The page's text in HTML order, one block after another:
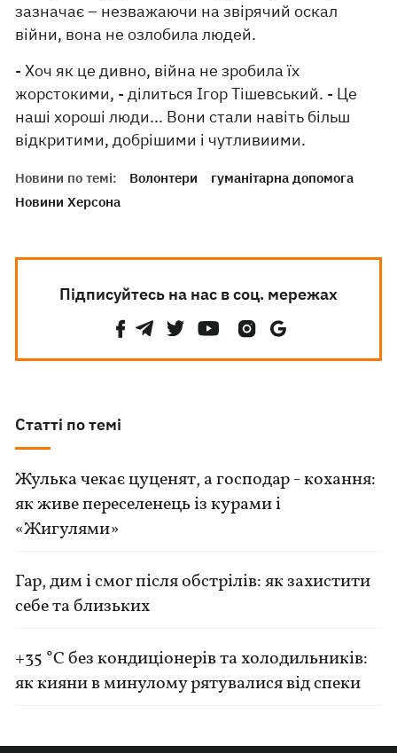
зазначає – незважаючи на звірячий оскал
війни, вона не озлобила людей.
- Хоч як це дивно, війна не зробила їх
жорстокими, - ділиться Ігор Тішевський. - Це
наші хороші люди... Вони стали навіть більш
відкритими, добрішими і чутливиими.
Новини по темі: Волонтери
гуманітарна допомога
Новини Херсона
Підписуйтесь на нас в соц. мережах
Статті по темі
Жулька чекає цуценят, а господар - кохання:
як живе переселенець із курами і
«Жигулями»
Гар, дим і смог після обстрілів: як захистити
себе та близьких
+35 °C без кондиціонерів та холодильників:
як кияни в минулому рятувалися від спеки